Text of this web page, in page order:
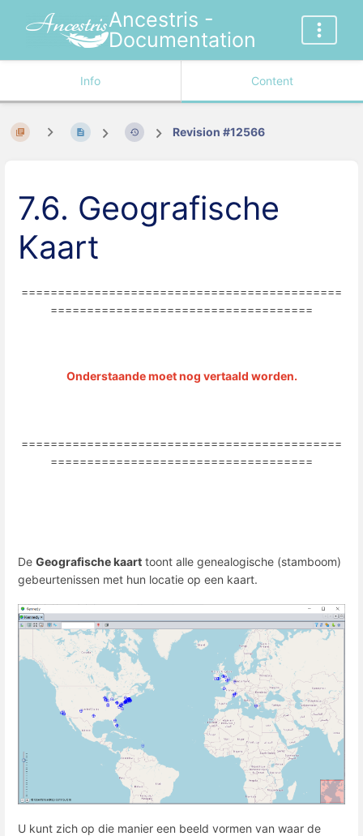
Ancestris -
Documentation
Info Content
Revision #12566
7.6. Geografische
Kaart
============================================
====================================
Onderstaande moet nog vertaald worden.
============================================
====================================
De Geografische kaart toont alle genealogische (stamboom)
gebeurtenissen met hun locatie op een kaart.
U kunt zich op die manier een beeld vormen van waar de